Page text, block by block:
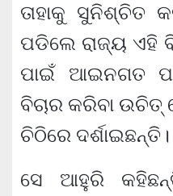
ତାହାକୁ ସୁନିଶ୍ଚିତ
ପଡିଲେ ରାଜ୍ୟ ଏହି
ପାଇଁ ଆଇନଗତ
ବିଚାର କରିବା ଉଚିତ୍
ଚିଠିରେ ଦର୍ଶାଇଛନ୍ତି।
ସେ ଆହୁରି